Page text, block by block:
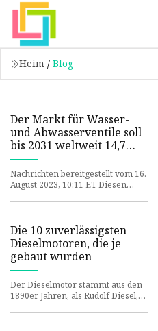
Heim / Blog
Der Markt für Wasser-
und Abwasserventile soll
bis 2031 weltweit 14,7
Milliarden US-Dollar
erreichen, bei einer
jährlichen
Research
Nachrichten bereitgestellt vom 16.
August 2023, 10:11 ET Diesen
Die 10 zuverlässigsten
Dieselmotoren, die je
gebaut wurden
Der Dieselmotor stammt aus den
1890er Jahren, als Rudolf Diesel,